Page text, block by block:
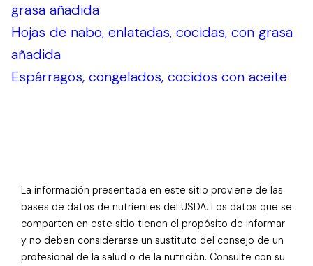
grasa añadida
Hojas de nabo, enlatadas, cocidas, con grasa
añadida
Espárragos, congelados, cocidos con aceite
La información presentada en este sitio proviene de las
bases de datos de nutrientes del USDA. Los datos que se
comparten en este sitio tienen el propósito de informar
y no deben considerarse un sustituto del consejo de un
profesional de la salud o de la nutrición. Consulte con su